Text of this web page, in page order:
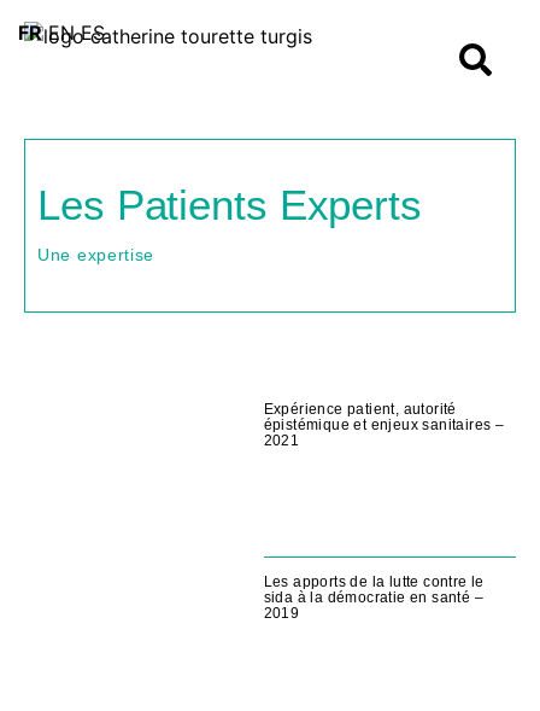
Les Patients Experts
Une expertise
Expérience patient, autorité
épistémique et enjeux sanitaires –
2021
Les apports de la lutte contre le
sida à la démocratie en santé –
2019
FR EN ES